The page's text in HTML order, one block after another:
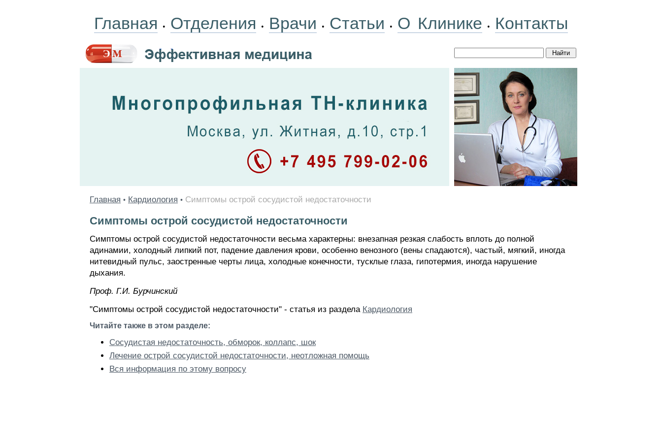
Главная • Отделения • Врачи • Статьи • О Клинике • Контакты
Главная • Кардиология • Симптомы острой сосудистой недостаточности
Симптомы острой сосудистой недостаточности
Симптомы острой сосудистой недостаточности весьма характерны: внезапная резкая слабость вплоть до полной
адинамии, холодный липкий пот, падение давления крови, особенно венозного (вены спадаются), частый, мягкий, иногда
нитевидный пульс, заостренные черты лица, холодные конечности, тусклые глаза, гипотермия, иногда нарушение
дыхания.
Проф. Г.И. Бурчинский
"Симптомы острой сосудистой недостаточности" - статья из раздела Кардиология
Читайте также в этом разделе:
Сосудистая недостаточность, обморок, коллапс, шок
Лечение острой сосудистой недостаточности, неотложная помощь
Вся информация по этому вопросу